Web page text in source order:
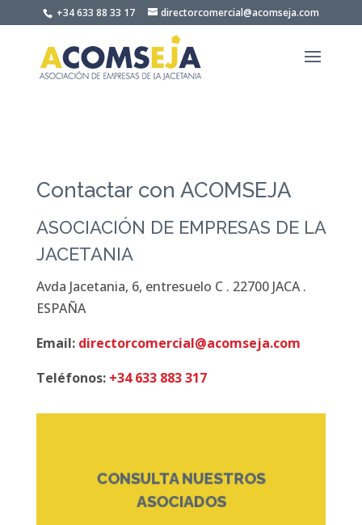
Skip to content+34 633 88 33 17 directorcomercial@acomseja.com
Contactar con ACOMSEJA
ASOCIACIÓN DE EMPRESAS DE LA
JACETANIA
Avda Jacetania, 6, entresuelo C . 22700 JACA .
ESPAÑA
Email: directorcomercial@acomseja.com
Teléfonos: +34 633 883 317
CONSULTA NUESTROS
ASOCIADOS
Guía de empresas y entidades
que forman ACOMSEJA